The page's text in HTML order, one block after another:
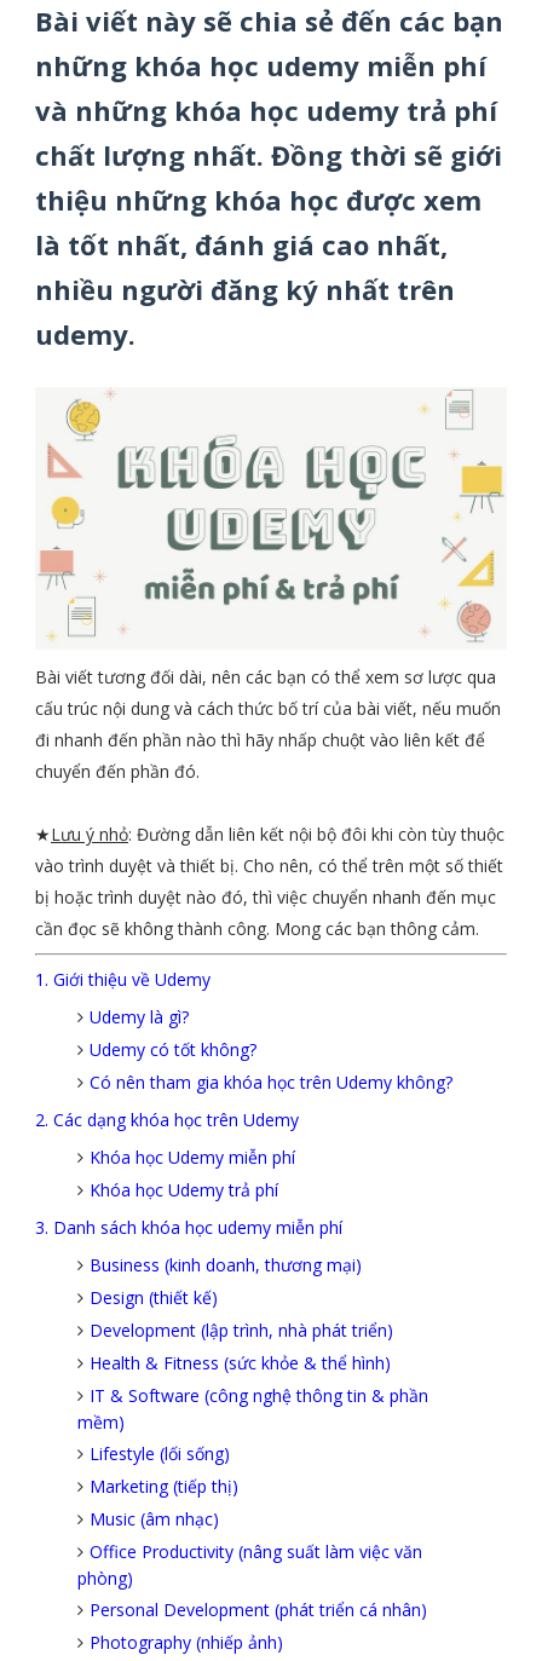
Bài viết này sẽ chia sẻ đến các bạn
những khóa học udemy miễn phí
và những khóa học udemy trả phí
chất lượng nhất. Đồng thời sẽ giới
thiệu những khóa học được xem
là tốt nhất, đánh giá cao nhất,
nhiều người đăng ký nhất trên
udemy.
Bài viết tương đối dài, nên các bạn có thể xem sơ lược qua
cấu trúc nội dung và cách thức bố trí của bài viết, nếu muốn
đi nhanh đến phần nào thì hãy nhấp chuột vào liên kết để
chuyển đến phần đó.
★Lưu ý nhỏ: Đường dẫn liên kết nội bộ đôi khi còn tùy thuộc
vào trình duyệt và thiết bị. Cho nên, có thể trên một số thiết
bị hoặc trình duyệt nào đó, thì việc chuyển nhanh đến mục
cần đọc sẽ không thành công. Mong các bạn thông cảm.
1. Giới thiệu về Udemy
Udemy là gì?
Udemy có tốt không?
Có nên tham gia khóa học trên Udemy không?
2. Các dạng khóa học trên Udemy
Khóa học Udemy miễn phí
Khóa học Udemy trả phí
3. Danh sách khóa học udemy miễn phí
Business (kinh doanh, thương mại)
Design (thiết kế)
Development (lập trình, nhà phát triển)
Health & Fitness (sức khỏe & thể hình)
IT & Software (công nghệ thông tin & phần
mềm)
Lifestyle (lối sống)
Marketing (tiếp thị)
Music (âm nhạc)
Office Productivity (nâng suất làm việc văn
phòng)
Personal Development (phát triển cá nhân)
Photography (nhiếp ảnh)